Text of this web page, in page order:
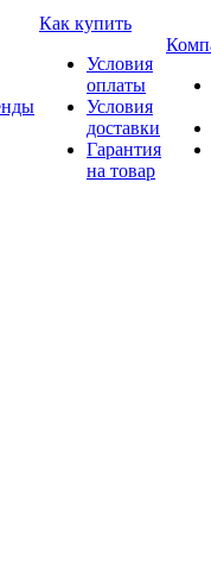
Как купить
Условия
оплаты
Условия
доставки
Гарантия
на товар